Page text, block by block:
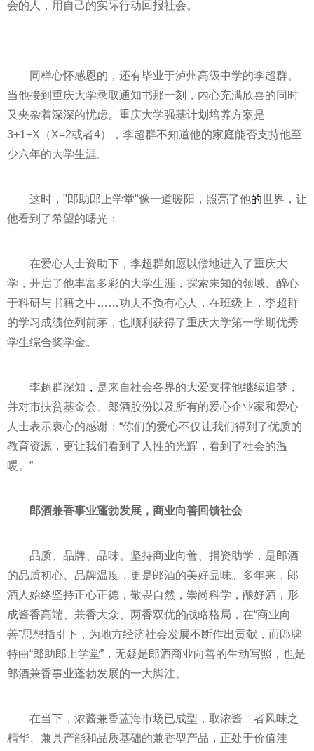
会的人，用自己的实际行动回报社会。
同样心怀感恩的，还有毕业于泸州高级中学的李超群。
当他接到重庆大学录取通知书那一刻，内心充满欣喜的同时
又夹杂着深深的忧虑。重庆大学强基计划培养方案是
3+1+X（X=2或者4），李超群不知道他的家庭能否支持他至
少六年的大学生涯。
这时，"郎助郎上学堂"像一道暖阳，照亮了他的世界，让
他看到了希望的曙光：
在爱心人士资助下，李超群如愿以偿地进入了重庆大
学，开启了他丰富多彩的大学生涯，探索未知的领域、醉心
于科研与书籍之中……功夫不负有心人，在班级上，李超群
的学习 成绩位列前茅，也顺利获得了重庆大学第一学期优秀
学生综合奖学金。
李超群深知 ， 是来自社会各界的大爱支撑他继续追梦，
并对市扶贫基金会、郎酒股份以及所有的爱心企业家和爱心
人士表示衷心的感谢：“你们的爱心不仅让我们得到了优质的
教育资源，更让我们看到了人性的光辉，看到了社会的温
暖。”
郎酒兼香事业蓬勃发展，商业向善回馈社会
品质、品牌、品味。坚持商业向善、捐资助学，是郎酒
的品质初心、品牌温度，更是郎酒的美好品味。多年来，郎
酒人始终坚持正心正德，敬畏自然，崇尚科学，酿好酒，形
成酱香高端、兼香大众、两香双优的战略格局，在“商业向
善”思想指引下，为地方经济社会发展不断作出贡献，而郎牌
特曲“郎助郎上学堂”，无疑是郎酒商业向善的生动写照，也是
郎酒兼香事业蓬勃发展的一大脚注。
在当下，浓酱兼香蓝海市场已成型，取浓酱二者风味之
精华、兼具产能和品质基础的兼香型产品，正处于价值洼